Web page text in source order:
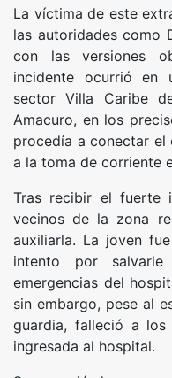
La víctima de este
las autoridades como
con las versiones
incidente ocurrió en
sector Villa Caribe
Amacuro, en los
procedía a conectar
a la toma de corriente
Tras recibir el fuerte
vecinos de la zona
auxiliarla. La joven
intento por
emergencias del
sin embargo, pese al
guardia, falleció a
ingresada al hospital.